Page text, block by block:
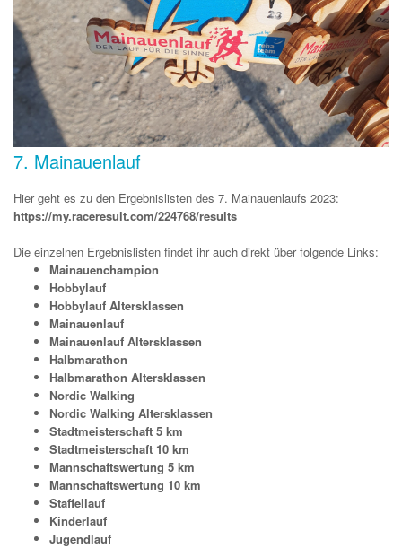
7. Mainauenlauf
Hier geht es zu den Ergebnislisten des 7. Mainauenlaufs 2023:
https://my.raceresult.com/224768/results
Die einzelnen Ergebnislisten findet ihr auch direkt über folgende Links:
Mainauenchampion
Hobbylauf
Hobbylauf Altersklassen
Mainauenlauf
Mainauenlauf Altersklassen
Halbmarathon
Halbmarathon Altersklassen
Nordic Walking
Nordic Walking Altersklassen
Stadtmeisterschaft 5 km
Stadtmeisterschaft 10 km
Mannschaftswertung 5 km
Mannschaftswertung 10 km
Staffellauf
Kinderlauf
Jugendlauf